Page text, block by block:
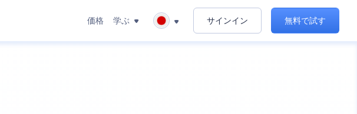
価格 学ぶ サインイン 無料で試す